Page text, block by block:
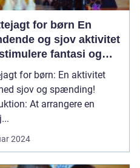
for børn En
og sjov aktivitet
fantasi og
for børn: En aktivitet
sjov og spænding!
At arrangere en
2024